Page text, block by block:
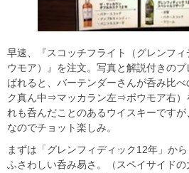
早速、『スコッチフライト（グレンフ
ウモア）』を注文。写真と解説付きの
ばれると、バーテンダーさんが呑み比
ク真ん中⇒マッカラン左⇒ボウモア右）
れも呑んだことのあるウイスキーです
なのでチョット楽しみ。
まずは「グレンフィディック12年」か
ふさわしい呑み易さ。（スペイサイド